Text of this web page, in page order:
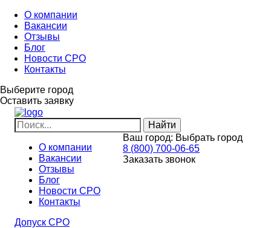
О компании
Вакансии
Отзывы
Блог
Новости СРО
Контакты
Выберите город
Оставить заявку
О компании
Вакансии
Отзывы
Блог
Новости СРО
Контакты
Ваш город: Выбрать город
8 (800) 700-06-65
Заказать звонок
Допуск СРО